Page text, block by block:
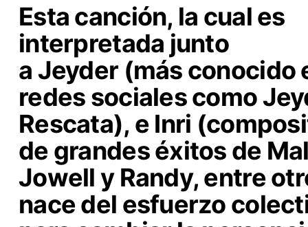
Esta canción, la cual es
interpretada junto
a Jeyder (más conocido
redes sociales como
Rescata), e Inri
de grandes éxitos de
Jowell y Randy, entre
nace del esfuerzo